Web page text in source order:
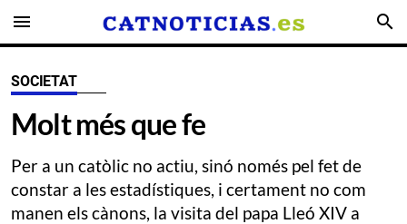
menu search
SOCIETAT
Molt més que fe
Per a un catòlic no actiu, sinó només pel fet de
constar a les estadístiques, i certament no com
manen els cànons, la visita del papa Lleó XIV a